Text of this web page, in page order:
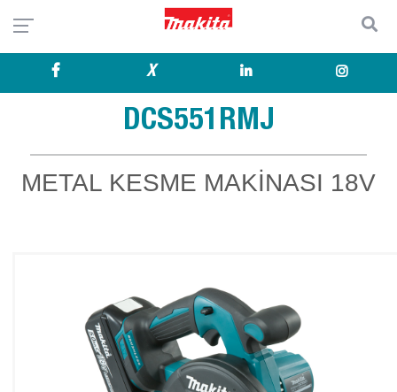
X
DCS551RMJ
METAL KESME MAKİNASI 18V